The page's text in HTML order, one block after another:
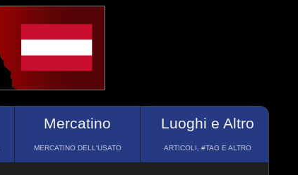
Mercatino
MERCATINO DELL'USATO
Luoghi e Altro
ARTICOLI, #TAG E ALTRO